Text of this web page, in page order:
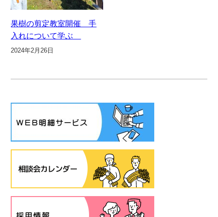
果樹の剪定教室開催 手
入れについて学ぶ
2024年2月26日